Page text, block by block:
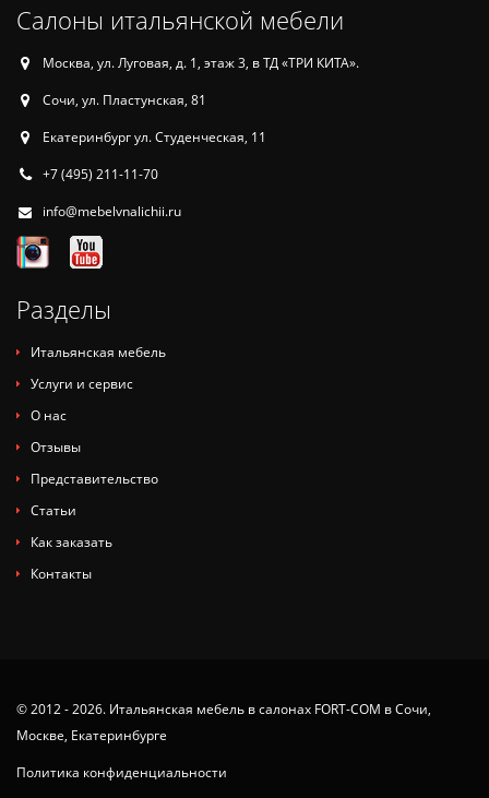
Салоны итальянской мебели
Москва, ул. Луговая, д. 1, этаж 3, в ТД «ТРИ КИТА».
Сочи, ул. Пластунская, 81
Екатеринбург ул. Студенческая, 11
+7 (495) 211-11-70
info@mebelvnalichii.ru
Разделы
Итальянская мебель
Услуги и сервис
О нас
Отзывы
Представительство
Статьи
Как заказать
Контакты
© 2012 - 2026. Итальянская мебель в салонах FORT-COM в Сочи,
Москве, Екатеринбурге
Политика конфиденциальности